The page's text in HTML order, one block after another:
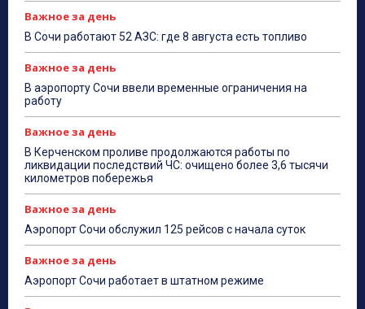
Важное за день
В Сочи работают 52 АЗС: где 8 августа есть топливо
Важное за день
В аэропорту Сочи ввели временные ограничения на
работу
Важное за день
В Керченском проливе продолжаются работы по
ликвидации последствий ЧС: очищено более 3,6 тысячи
километров побережья
Важное за день
Аэропорт Сочи обслужил 125 рейсов с начала суток
Важное за день
Аэропорт Сочи работает в штатном режиме